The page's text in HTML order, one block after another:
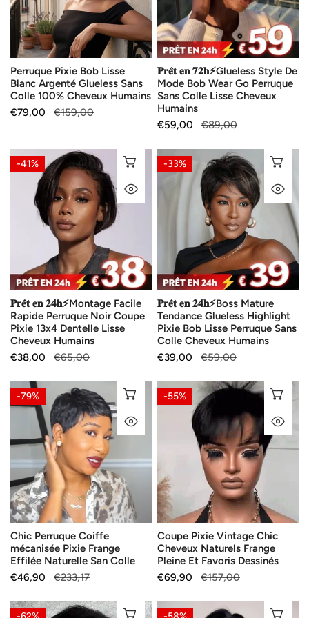
Argenté
Glueless
Sans
Colle
100%
Cheveux
Humains
Perruque Pixie Bob Lisse
Blanc Argenté Glueless Sans
Colle 100% Cheveux Humains
Prix
€79,00
Prix
€159,00
Mode
Bob
Wear
Go
Perruque
Sans
Colle
Lisse
Humains
𝐏𝐫𝐞̂𝐭 𝐞𝐧 𝟕𝟐𝐡⚡Glueless Style De
Mode Bob Wear Go Perruque
Sans Colle Lisse Cheveux
Humains
Prix
vente
€59,00
Prix
€89,00
𝐏𝐫𝐞̂𝐭
𝐞𝐧
𝟐𝟒𝐡⚡Montage
Facile
Rapide
Coupe
Pixie
13x4
Dentelle
Lisse
Cheveux
-41% AJOUTER AU PANIER
APERÇU RAPIDE
𝐏𝐫𝐞̂𝐭 𝐞𝐧 𝟐𝟒𝐡⚡Montage Facile
Rapide Perruque Noir Coupe
Pixie 13x4 Dentelle Lisse
Cheveux Humains
Prix
vente
€38,00
Prix
€65,00
𝐏𝐫𝐞̂𝐭
𝐞𝐧
𝟐𝟒𝐡⚡Boss
Highlight
Pixie
Bob
Lisse
Perruque
Sans
Colle
Humains
-33%
𝐏𝐫𝐞̂𝐭 𝐞𝐧 𝟐𝟒𝐡⚡Boss Mature
Tendance Glueless Highlight
Pixie Bob Lisse Perruque Sans
Colle Cheveux Humains
Prix
vente
€39,00
Prix
€59,00
Chic
Perruque
Coiffe
mécanisée
Frange
Effilée
Naturelle
San
Colle
-79% SÉLECTIONNEZ LES OPTIONS
APERÇU RAPIDE
Chic Perruque Coiffe
mécanisée Pixie Frange
Effilée Naturelle San Colle
Prix
vente
€46,90
Prix
€233,17
Coupe
Pixie
Vintage
Naturels
Frange
Pleine
Et
Favoris
Dessinés
-55%
Coupe Pixie Vintage Chic
Cheveux Naturels Frange
Pleine Et Favoris Dessinés
Prix
vente
€69,90
Prix
€157,00
Perruque AJOUTER AU PANIER
Perruque